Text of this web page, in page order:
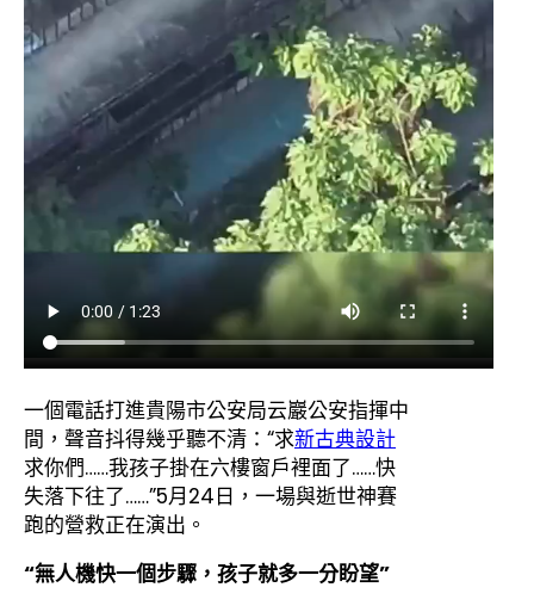
一個電話打進貴陽市公安局云巖公安指揮中
間，聲音抖得幾乎聽不清：“求新古典設計
求你們……我孩子掛在六樓窗戶裡面了……快
失落下往了……”5月24日，一場與逝世神賽
跑的營救正在演出。
“無人機快一個步驟，孩子就多一分盼望”